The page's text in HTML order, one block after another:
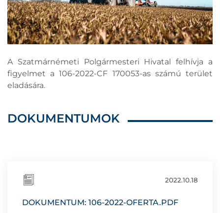
A Szatmárnémeti Polgármesteri Hivatal felhívja a
figyelmet a 106-2022-CF 170053-as számú terület
eladására.
DOKUMENTUMOK
2022.10.18
DOKUMENTUM: 106-2022-OFERTA.PDF